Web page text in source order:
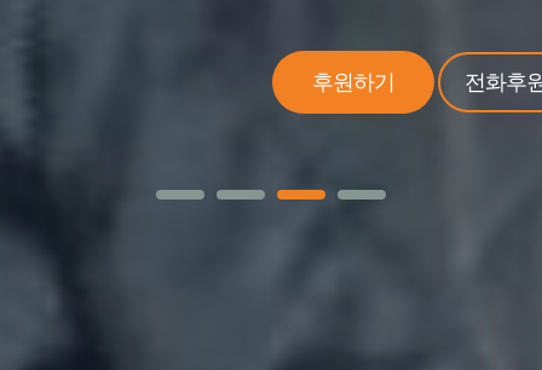
후원하기 전화후